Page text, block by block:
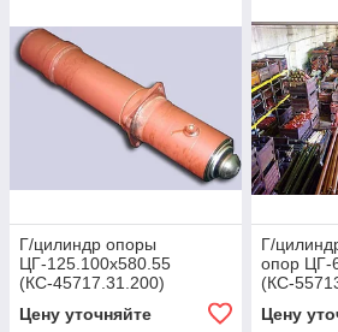
Г/цилиндр опоры
ЦГ-125.100х580.55
(КС-45717.31.200)
Цену уточняйте
Г/
опор ЦГ-
(КС-
Цену